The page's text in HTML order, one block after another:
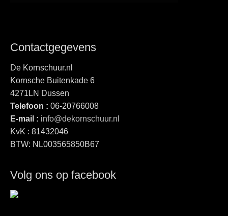
Contactgegevens
De Kornschuur.nl
Kornsche Buitenkade 6
4271LN Dussen
Telefoon : 06-20766008
E-mail : info@dekornschuur.nl
KvK : 81432046
BTW: NL003565850B67
Volg ons op facebook